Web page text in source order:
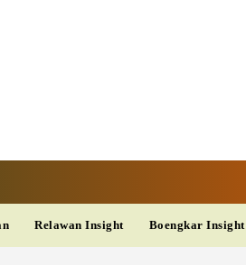
Relawan Insight Boengkar Insight